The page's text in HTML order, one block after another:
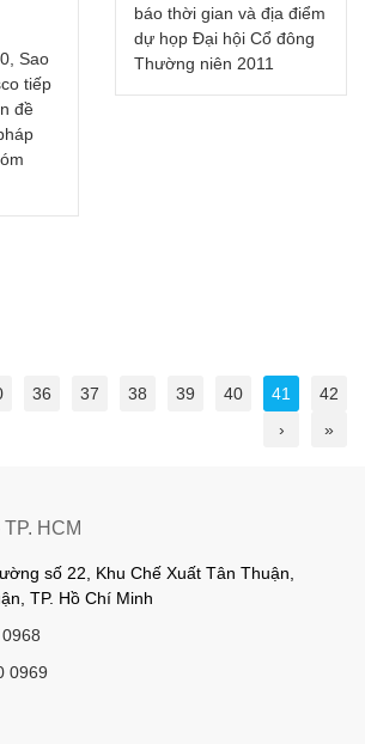
Vào ngày 9/3 và 11/3 vừa
qua, Hội thảo Cisco
Cloud Coputing Day 2011
do Cisco tổ chức tại
36 37 38 39 40 41
42
›
»
HCM
số 22, Khu Chế Xuất Tân Thuận,
TP. Hồ Chí Minh
0969